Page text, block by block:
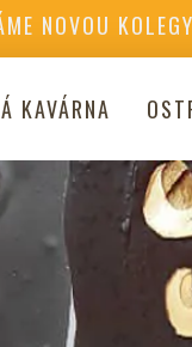
NOVOU
KAVÁRNA